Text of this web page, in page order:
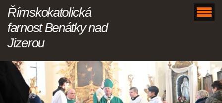
Římskokatolická
farnost Benátky nad
Jizerou